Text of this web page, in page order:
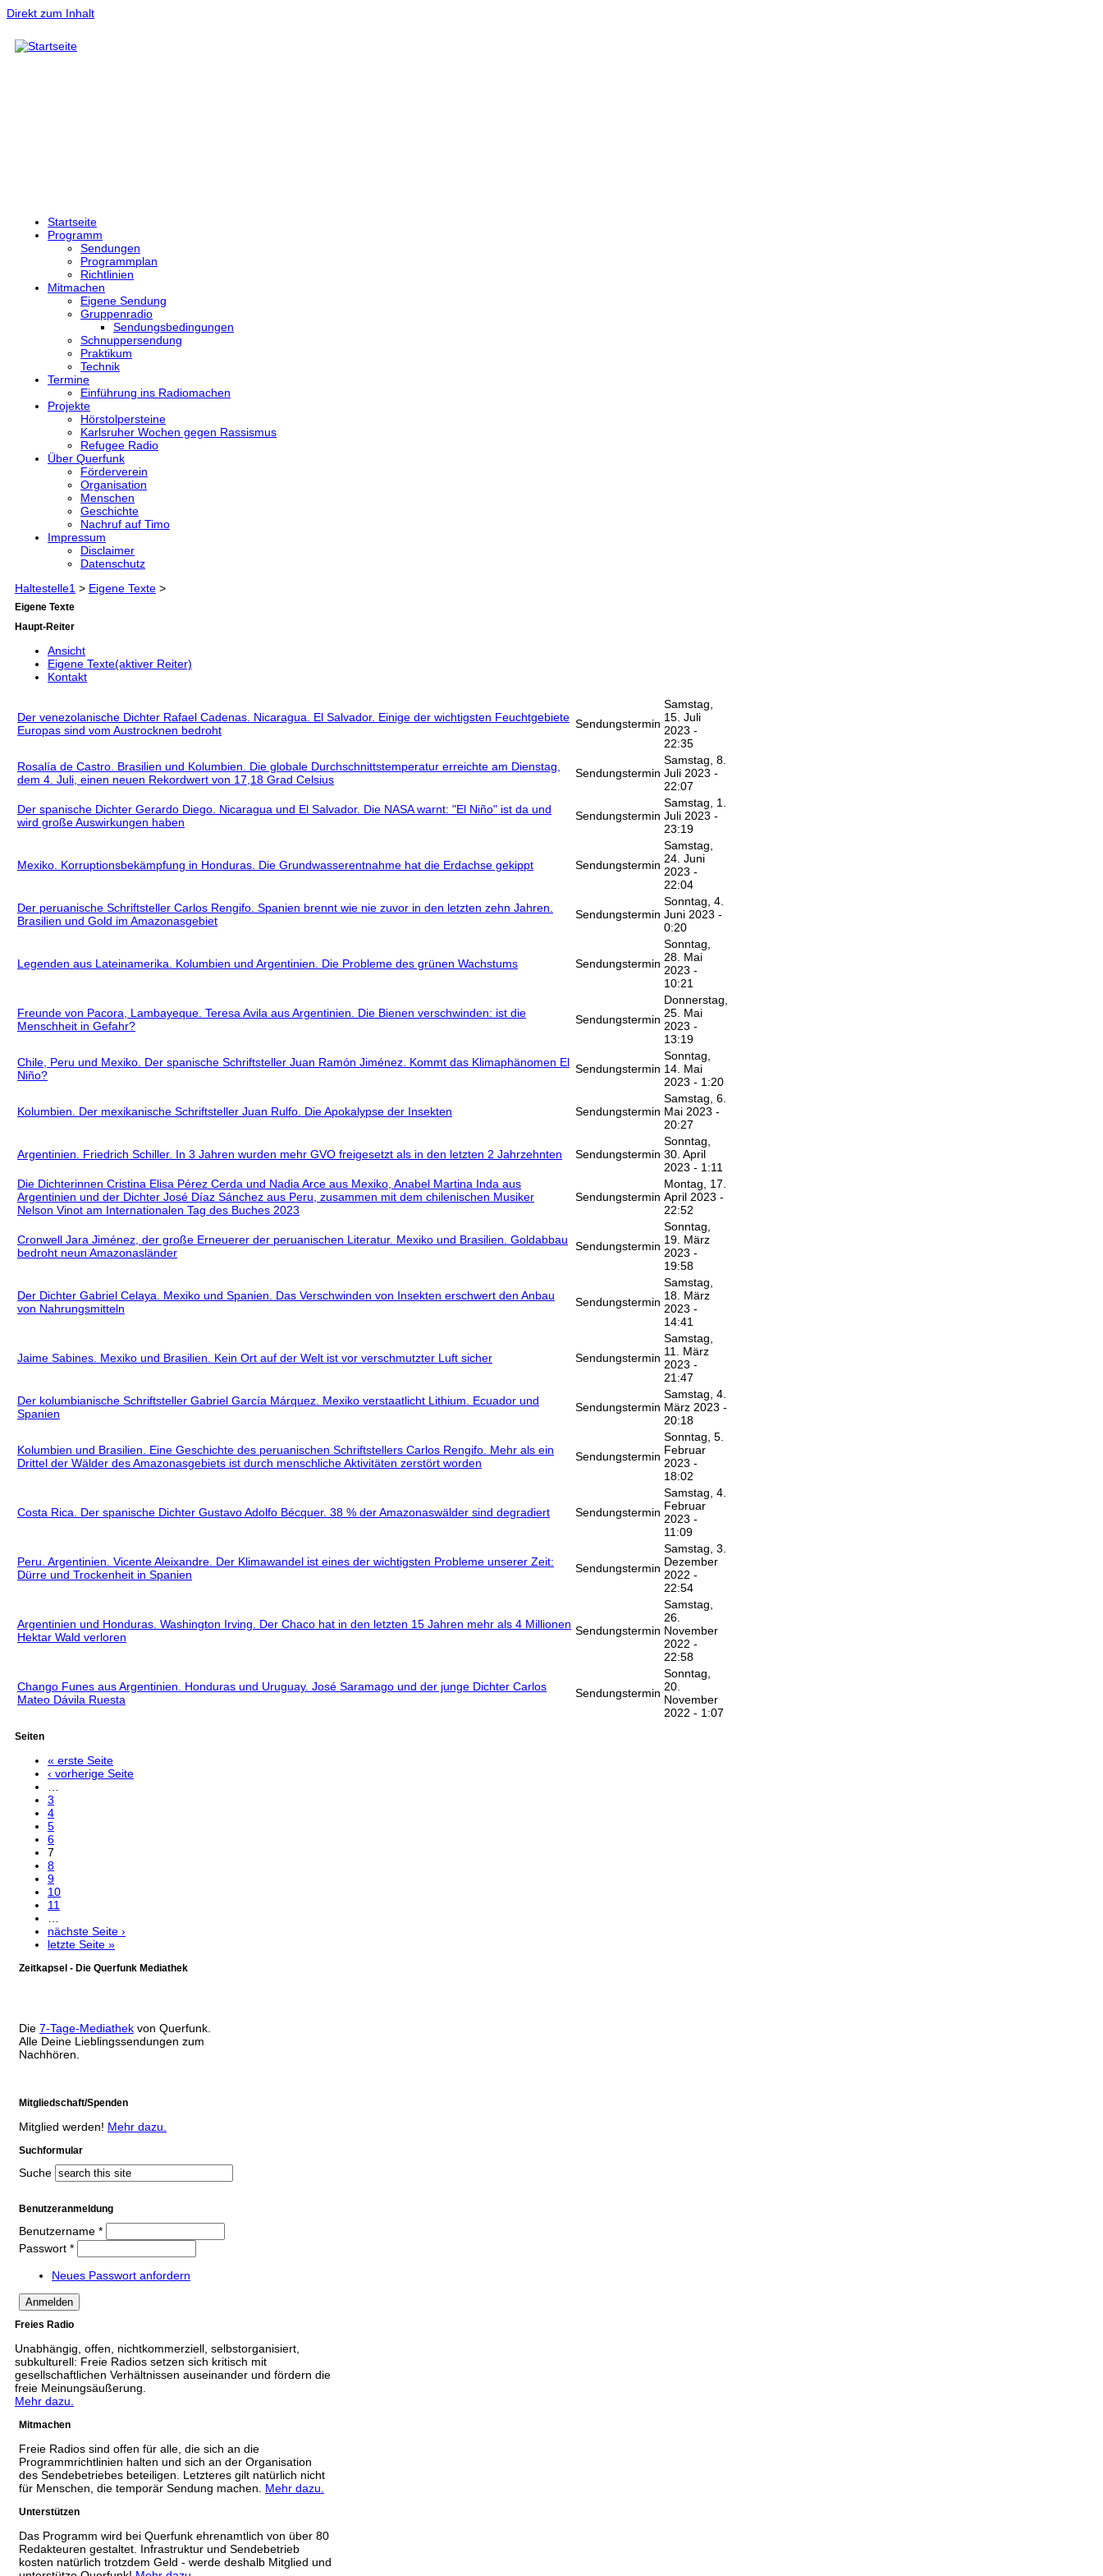
Direkt zum Inhalt
Startseite
Programm
Sendungen
Programmplan
Richtlinien
Mitmachen
Eigene Sendung
Gruppenradio
Sendungsbedingungen
Schnuppersendung
Praktikum
Technik
Termine
Einführung ins Radiomachen
Projekte
Hörstolpersteine
Karlsruher Wochen gegen Rassismus
Refugee Radio
Über Querfunk
Förderverein
Organisation
Menschen
Geschichte
Nachruf auf Timo
Impressum
Disclaimer
Datenschutz
Haltestelle1 > Eigene Texte >
Eigene Texte
Haupt-Reiter
Ansicht
Eigene Texte(aktiver Reiter)
Kontakt
Der venezolanische Dichter Rafael Cadenas. Nicaragua. El Salvador. Einige der wichtigsten Feuchtgebiete
Europas sind vom Austrocknen bedroht
Sendungstermin
Samstag,
15. Juli
2023 -
22:35
Rosalía de Castro. Brasilien und Kolumbien. Die globale Durchschnittstemperatur erreichte am Dienstag,
dem 4. Juli, einen neuen Rekordwert von 17,18 Grad Celsius
Sendungstermin
Samstag, 8.
Juli 2023 -
22:07
Der spanische Dichter Gerardo Diego. Nicaragua und El Salvador. Die NASA warnt: "El Niño" ist da und
wird große Auswirkungen haben
Sendungstermin
Samstag, 1.
Juli 2023 -
23:19
Mexiko. Korruptionsbekämpfung in Honduras. Die Grundwasserentnahme hat die Erdachse gekippt Sendungstermin
Samstag,
24. Juni
2023 -
22:04
Der peruanische Schriftsteller Carlos Rengifo. Spanien brennt wie nie zuvor in den letzten zehn Jahren.
Brasilien und Gold im Amazonasgebiet
Sendungstermin
Sonntag, 4.
Juni 2023 -
0:20
Legenden aus Lateinamerika. Kolumbien und Argentinien. Die Probleme des grünen Wachstums Sendungstermin
Sonntag,
28. Mai
2023 -
10:21
Freunde von Pacora, Lambayeque. Teresa Avila aus Argentinien. Die Bienen verschwinden: ist die
Menschheit in Gefahr?
Sendungstermin
Donnerstag,
25. Mai
2023 -
13:19
Chile, Peru und Mexiko. Der spanische Schriftsteller Juan Ramón Jiménez. Kommt das Klimaphänomen El
Niño?
Sendungstermin
Sonntag,
14. Mai
2023 - 1:20
Kolumbien. Der mexikanische Schriftsteller Juan Rulfo. Die Apokalypse der Insekten Sendungstermin
Samstag, 6.
Mai 2023 -
20:27
Argentinien. Friedrich Schiller. In 3 Jahren wurden mehr GVO freigesetzt als in den letzten 2 Jahrzehnten Sendungstermin
Sonntag,
30. April
2023 - 1:11
Die Dichterinnen Cristina Elisa Pérez Cerda und Nadia Arce aus Mexiko, Anabel Martina Inda aus
Argentinien und der Dichter José Díaz Sánchez aus Peru, zusammen mit dem chilenischen Musiker
Nelson Vinot am Internationalen Tag des Buches 2023
Sendungstermin
Montag, 17.
April 2023 -
22:52
Cronwell Jara Jiménez, der große Erneuerer der peruanischen Literatur. Mexiko und Brasilien. Goldabbau
bedroht neun Amazonasländer
Sendungstermin
Sonntag,
19. März
2023 -
19:58
Der Dichter Gabriel Celaya. Mexiko und Spanien. Das Verschwinden von Insekten erschwert den Anbau
von Nahrungsmitteln
Sendungstermin
Samstag,
18. März
2023 -
14:41
Jaime Sabines. Mexiko und Brasilien. Kein Ort auf der Welt ist vor verschmutzter Luft sicher Sendungstermin
Samstag,
11. März
2023 -
21:47
Der kolumbianische Schriftsteller Gabriel García Márquez. Mexiko verstaatlicht Lithium. Ecuador und
Spanien
Sendungstermin
Samstag, 4.
März 2023 -
20:18
Kolumbien und Brasilien. Eine Geschichte des peruanischen Schriftstellers Carlos Rengifo. Mehr als ein
Drittel der Wälder des Amazonasgebiets ist durch menschliche Aktivitäten zerstört worden
Sendungstermin
Sonntag, 5.
Februar
2023 -
18:02
Costa Rica. Der spanische Dichter Gustavo Adolfo Bécquer. 38 % der Amazonaswälder sind degradiert Sendungstermin
Samstag, 4.
Februar
2023 -
11:09
Peru. Argentinien. Vicente Aleixandre. Der Klimawandel ist eines der wichtigsten Probleme unserer Zeit:
Dürre und Trockenheit in Spanien
Sendungstermin
Samstag, 3.
Dezember
2022 -
22:54
Argentinien und Honduras. Washington Irving. Der Chaco hat in den letzten 15 Jahren mehr als 4 Millionen
Hektar Wald verloren
Sendungstermin
Samstag,
26.
November
2022 -
22:58
Chango Funes aus Argentinien. Honduras und Uruguay. José Saramago und der junge Dichter Carlos
Mateo Dávila Ruesta
Sendungstermin
Sonntag,
20.
November
2022 - 1:07
Seiten
« erste Seite
‹ vorherige Seite
3
4
5
6
7
8
9
10
11
nächste Seite ›
letzte Seite »
Zeitkapsel - Die Querfunk Mediathek
Die 7-Tage-Mediathek von Querfunk.
Alle Deine Lieblingssendungen zum
Nachhören.
Mitgliedschaft/Spenden
Mitglied werden! Mehr dazu.
Suchformular
Suche
Benutzeranmeldung
Benutzername *
Passwort *
Neues Passwort anfordern
Freies Radio
Unabhängig, offen, nichtkommerziell, selbstorganisiert,
subkulturell: Freie Radios setzen sich kritisch mit
gesellschaftlichen Verhältnissen auseinander und fördern die
freie Meinungsäußerung.
Mehr dazu.
Mitmachen
Freie Radios sind offen für alle, die sich an die
Programmrichtlinien halten und sich an der Organisation
des Sendebetriebes beteiligen. Letzteres gilt natürlich nicht
für Menschen, die temporär Sendung machen. Mehr dazu.
Unterstützen
Das Programm wird bei Querfunk ehrenamtlich von über 80
Redakteuren gestaltet. Infrastruktur und Sendebetrieb
kosten natürlich trotzdem Geld - werde deshalb Mitglied und